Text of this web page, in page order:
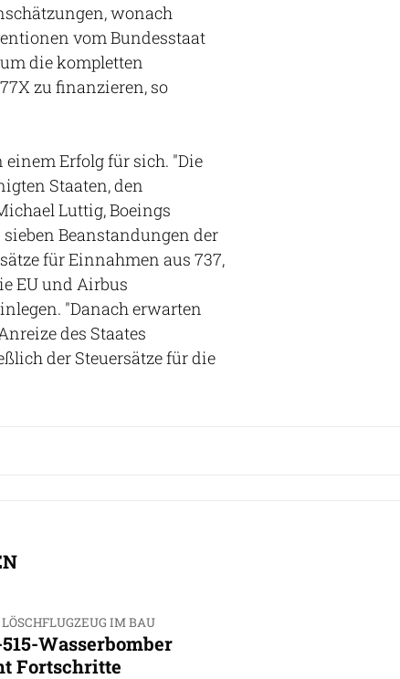
wonach
vom Bundesstaat
die kompletten
zu finanzieren, so
Erfolg für sich. "Die
Staaten, den
Luttig, Boeings
sieben Beanstandungen der
für Einnahmen aus 737,
EU und Airbus
"Danach erwarten
des Staates
der Steuersätze für die
IM BAU
Wasserbomber
Fortschritte